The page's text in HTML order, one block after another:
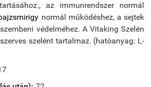
az immunrendszer normál
normál működéshez, a sejtek
védelméhez. A Vitaking Szelén
szelént tartalmaz. (hatóanyag: L-